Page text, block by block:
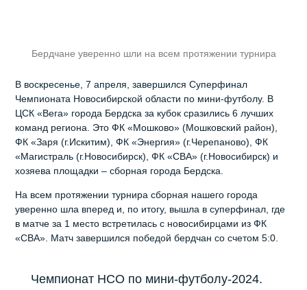
Бердчане уверенно шли на всем протяжении турнира
В воскресенье, 7 апреля, завершился Суперфинал
Чемпионата Новосибирской области по мини-футболу. В
ЦСК «Вега» города Бердска за кубок сразились 6 лучших
команд региона. Это ФК «Мошково» (Мошковский район),
ФК «Заря (г.Искитим), ФК «Энергия» (г.Черепаново), ФК
«Магистраль (г.Новосибирск), ФК «СВА» (г.Новосибирск) и
хозяева площадки – сборная города Бердска.
На всем протяжении турнира сборная нашего города
уверенно шла вперед и, по итогу, вышла в суперфинал, где
в матче за 1 место встретилась с новосибирцами из ФК
«СВА». Матч завершился победой бердчан со счетом 5:0.
Чемпионат НСО по мини-футболу-2024.